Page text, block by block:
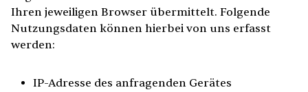
Ihren jeweiligen Browser übermittelt. Folgende
Nutzungsdaten können hierbei von uns erfasst
werden:
IP-Adresse des anfragenden Gerätes